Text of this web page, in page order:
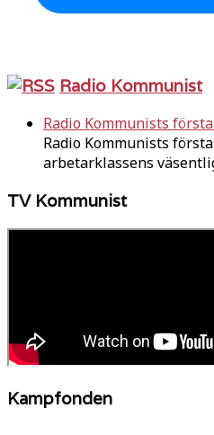
Radio Kommunist
Radio Kommunists
Radio Kommunists
arbetarklassens
TV Kommunist
Kampfonden